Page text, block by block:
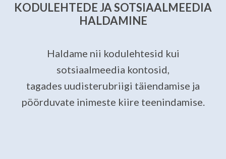
KODULEHTEDE JA SOTSIAALMEEDIA
HALDAMINE
Haldame nii kodulehtesid kui
sotsiaalmeedia kontosid,
tagades uudisterubriigi täiendamise ja
pöörduvate inimeste kiire teenindamise.